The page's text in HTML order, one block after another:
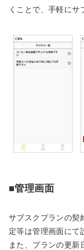
くことで、手軽にサ
■管理画面
サブスクプランの契
定等は管理画面にて
また、プランの更